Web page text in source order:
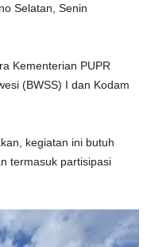
Selatan, Senin
Kementerian PUPR
(BWSS) I dan Kodam
kegiatan ini butuh
termasuk partisipasi